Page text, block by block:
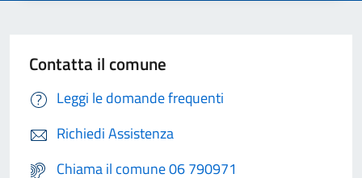
Contatta il comune
Leggi le domande frequenti
Richiedi Assistenza
Chiama il comune 06 790971